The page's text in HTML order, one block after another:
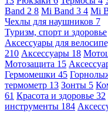
Band 2 8 Mi Band 3 4 Mi
Чехлы для наушников 7
Туризм, спорт и здоровье
Аксессуары для
210 Аксессуары 18
Мотозащита 15
Гермомешки 45
термометр 13 Зонты 5
61 Красота и здоровье 32
инструменты 184